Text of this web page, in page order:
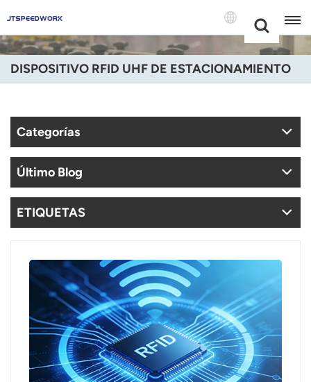
+86 -18681515767
English
Français
Deutsch
Português
Nederland
عربي
日语
DISPOSITIVO RFID UHF DE ESTACIONAMIENTO
Categorías
Último Blog
ETIQUETAS